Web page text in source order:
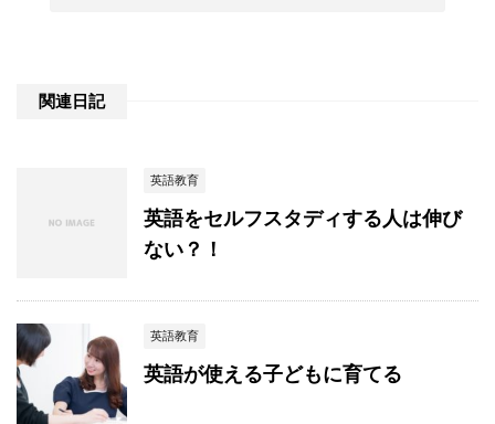
関連日記
英語教育
英語をセルフスタディする人は伸び
ない？！
英語教育
英語が使える子どもに育てる